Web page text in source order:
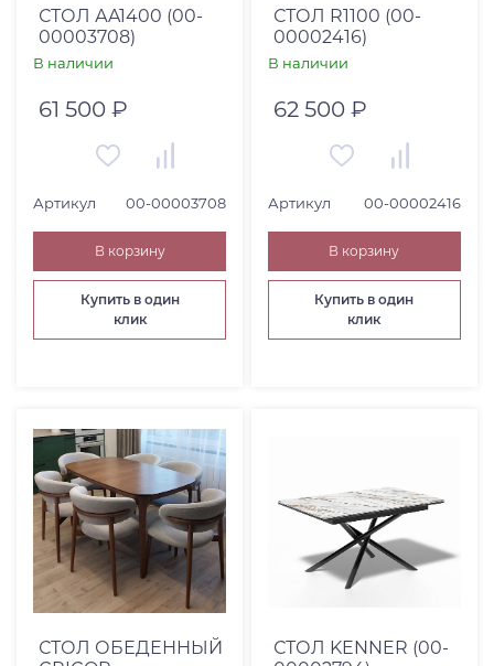
СТОЛ АA1400 (00-
00003708)
В наличии
61 500 ₽
Артикул 00-00003708
В корзину
Купить в один
клик
СТОЛ R1100 (00-
00002416)
В наличии
62 500 ₽
Артикул 00-00002416
В корзину
Купить в один
клик
СТОЛ ОБЕДЕННЫЙ
СТОЛ KENNER (00-